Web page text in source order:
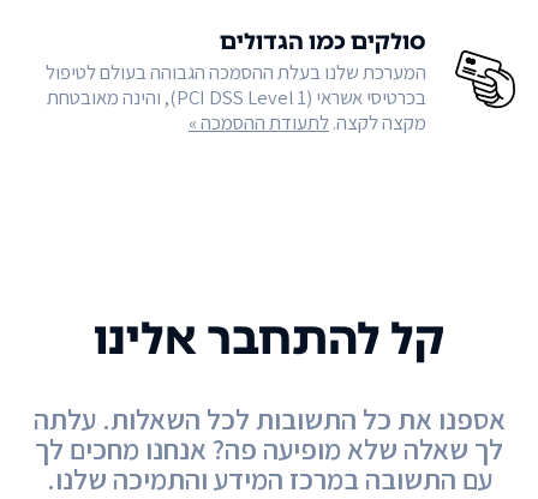
סולקים כמו הגדולים
המערכת שלנו בעלת ההסמכה הגבוהה בעולם לטיפול
בכרטיסי אשראי (PCI DSS Level 1), והינה מאובטחת
מקצה לקצה.לתעודת ההסמכה »
קל להתחבר אלינו
אספנו את כל התשובות לכל השאלות. עלתה
לך שאלה שלא מופיעה פה? אנחנו מחכים לך
עם התשובה במרכז המידע והתמיכה שלנו.